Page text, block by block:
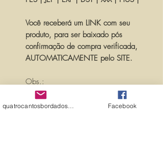
Você receberá um LINK com seu
produto, para ser baixado pós
confirmação de compra verificada,
AUTOMATICAMENTE pelo SITE.
Obs.:
PARA PERSONALIZAR ESSA MATRIZ,
ACRESCENTANDO TEXTOS OU
Facebook